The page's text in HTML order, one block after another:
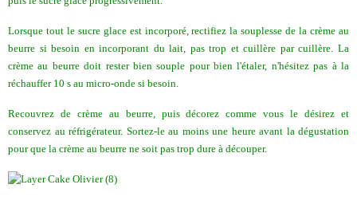
Lorsque tout le sucre glace est incorporé, rectifiez la souplesse de la crème au
beurre si besoin en incorporant du lait, pas trop et cuillère par cuillère. La
crème au beurre doit rester bien souple pour bien l'étaler, n'hésitez pas à la
réchauffer 10 s au micro-onde si besoin.
Recouvrez de crème au beurre, puis décorez comme vous le désirez et
conservez au réfrigérateur. Sortez-le au moins une heure avant la dégustation
pour que la crème au beurre ne soit pas trop dure à découper.